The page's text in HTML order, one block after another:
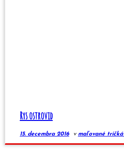
Rys ostrovid
15. decembra 2016v maľované tričká